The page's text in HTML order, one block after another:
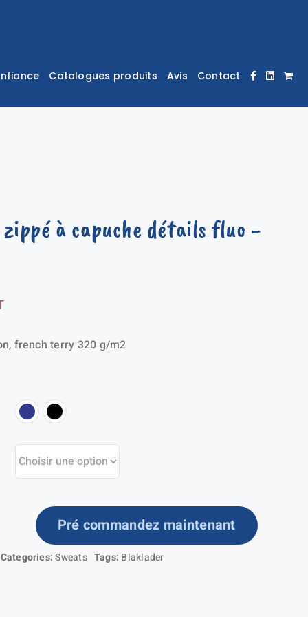
Catalogues produits Avis Contact
à capuche détails fluo -
french terry 320 g/m2
Pré commandez maintenant
Categories:Sweats Tags: Blaklader